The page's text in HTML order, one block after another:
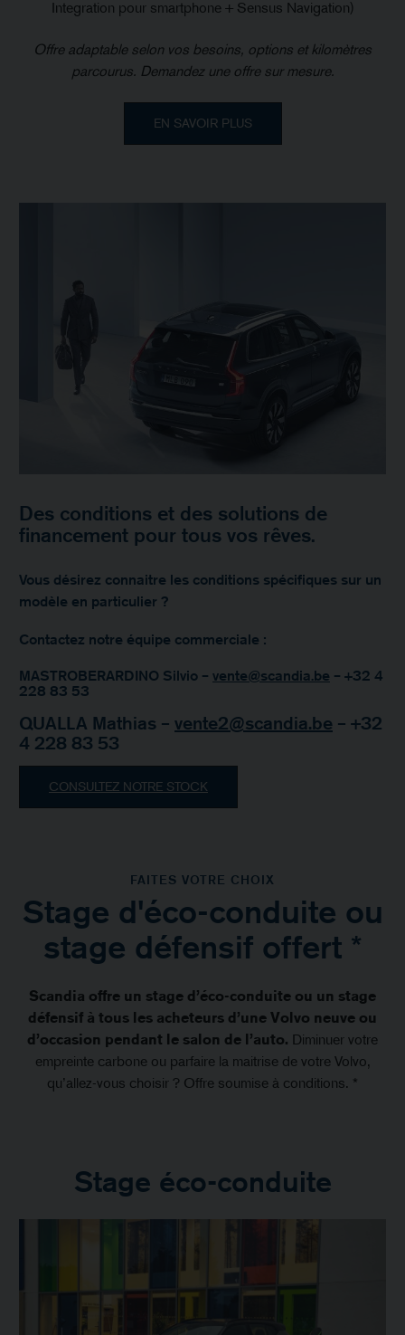
Integration pour smartphone + Sensus Navigation)
Offre adaptable selon vos besoins, options et kilomètres
parcourus. Demandez une offre sur mesure.
EN SAVOIR PLUS
Des conditions et des solutions de
financement pour tous vos rêves.
Vous désirez connaitre les conditions spécifiques sur un
modèle en particulier ?
Contactez notre équipe commerciale :
MASTROBERARDINO Silvio – vente@scandia.be – +32 4
228 83 53
QUALLA Mathias – vente2@scandia.be – +32
4 228 83 53
CONSULTEZ NOTRE STOCK
FAITES VOTRE CHOIX
Stage d'éco-conduite ou
stage défensif offert *
Scandia offre un stage d’éco-conduite ou un stage
défensif à tous les acheteurs d’une Volvo neuve ou
d’occasion pendant le salon de l’auto. Diminuer votre
empreinte carbone ou parfaire la maitrise de votre Volvo,
qu’allez-vous choisir ? Offre soumise à conditions. *
Stage éco-conduite